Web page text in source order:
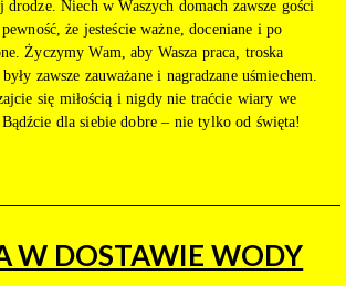
drodze. Niech w Waszych domach zawsze gości
że jesteście ważne, doceniane i po
Życzymy Wam, aby Wasza praca, troska
zawsze zauważane i nagradzane uśmiechem.
się miłością i nigdy nie traćcie wiary we
dla siebie dobre – nie tylko od święta!
W DOSTAWIE WODY